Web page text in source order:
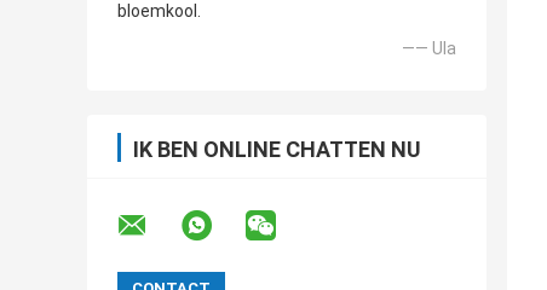
bloemkool.
—— Ula
IK BEN ONLINE CHATTEN NU